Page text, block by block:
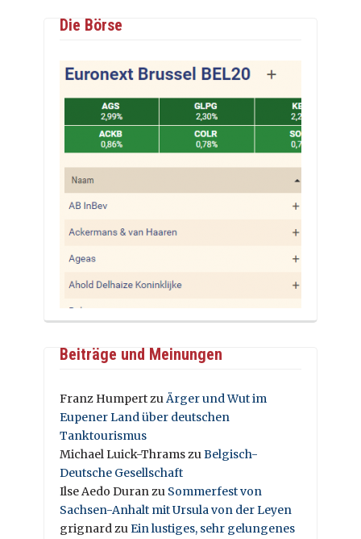
Die Börse
Beiträge und Meinungen
Franz HumpertzuÄrger und Wut im
Eupener Land über deutschen
Tanktourismus
Michael Luick-ThramszuBelgisch-
Deutsche Gesellschaft
Ilse Aedo Duranzu Sommerfest von
Sachsen-Anhalt mit Ursula von der Leyen
grignardzuEin lustiges, sehr gelungenes